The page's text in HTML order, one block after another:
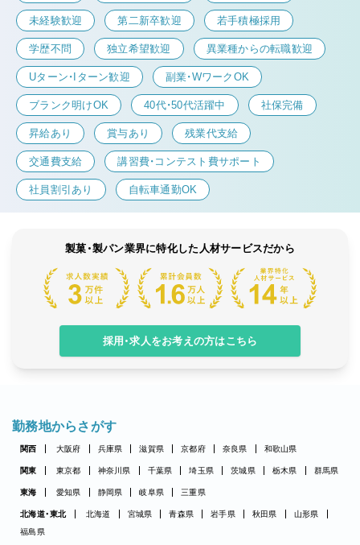
未経験歓迎 第二新卒歓迎 若手積極採用
学歴不問 独立希望歓迎 異業種からの転職歓迎
Uターン・Iターン歓迎 副業・WワークOK
ブランク明けOK 40代・50代活躍中 社保完備
昇給あり 賞与あり 残業代支給
交通費支給 講習費・コンテスト費サポート
社員割引あり 自転車通勤OK
製菓・製パン業界に特化した人材サービスだから
採用・求人をお考えの方はこちら
勤務地からさがす
関西 大阪府 兵庫県 滋賀県 京都府 奈良県 和歌山県
関東 東京都 神奈川県 千葉県 埼玉県 茨城県 栃木県 群馬県
東海 愛知県 静岡県 岐阜県 三重県
北海道・東北 北海道 宮城県 青森県 岩手県 秋田県
山形県
福島県